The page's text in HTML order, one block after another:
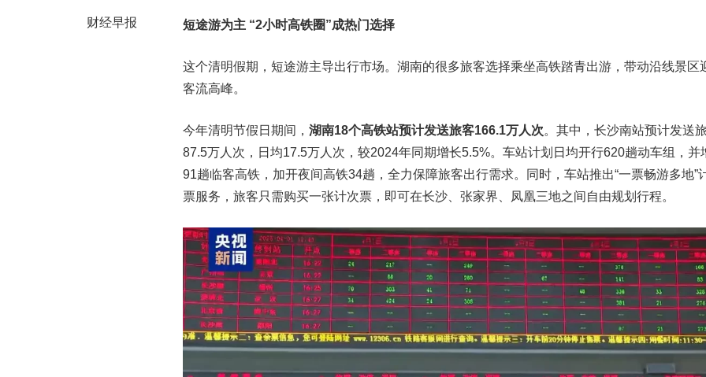
财经早报 短途游为主 “2小时高铁圈”成热门选择
这个清明假期，短途游主导出行市场。湖南的很多旅客选择乘坐高铁踏青出游，带动沿线景区
客流高峰。
今年清明节假日期间， 湖南18个高铁站预计发送旅客166.1万人次。其中，长沙南站预计发送
87.5万人次，日均17.5万人次，较2024年同期增长5.5%。车站计划日均开行620趟动车组，并
91趟临客高铁，加开夜间高铁34趟，全力保障旅客出行需求。同时，车站推出“一票畅游多地”
票服务，旅客只需购买一张计次票，即可在长沙、张家界、凤凰三地之间自由规划行程。